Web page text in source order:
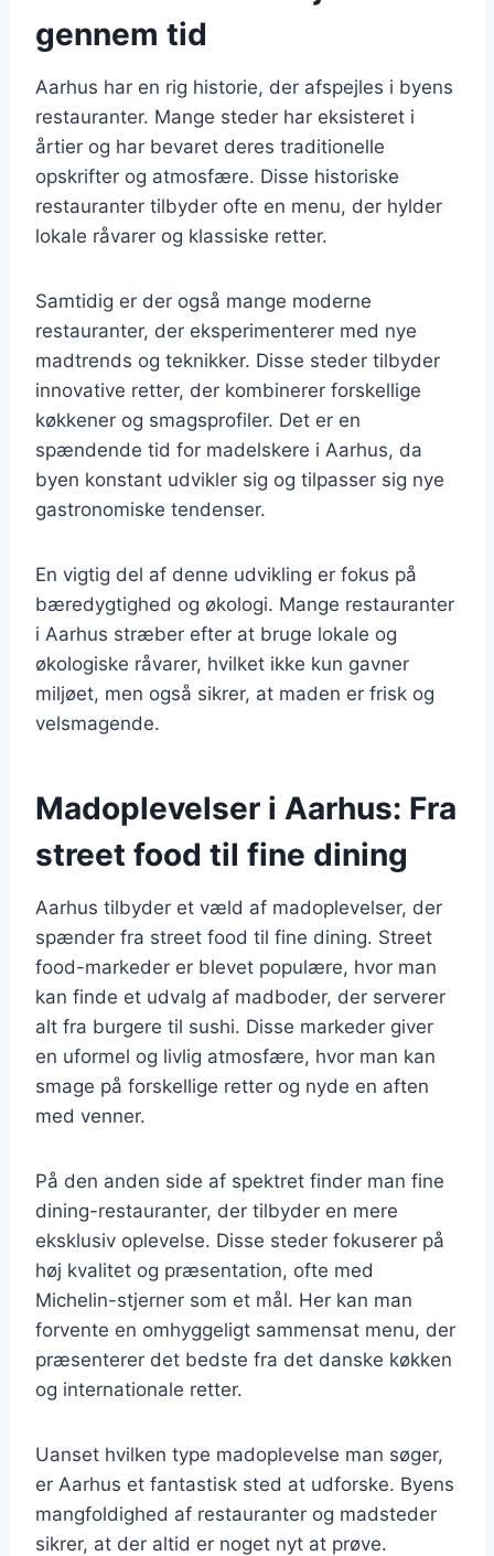
gennem tid
Aarhus har en rig historie, der afspejles i byens
restauranter. Mange steder har eksisteret i
årtier og har bevaret deres traditionelle
opskrifter og atmosfære. Disse historiske
restauranter tilbyder ofte en menu, der hylder
lokale råvarer og klassiske retter.
Samtidig er der også mange moderne
restauranter, der eksperimenterer med nye
madtrends og teknikker. Disse steder tilbyder
innovative retter, der kombinerer forskellige
køkkener og smagsprofiler. Det er en
spændende tid for madelskere i Aarhus, da
byen konstant udvikler sig og tilpasser sig nye
gastronomiske tendenser.
En vigtig del af denne udvikling er fokus på
bæredygtighed og økologi. Mange restauranter
i Aarhus stræber efter at bruge lokale og
økologiske råvarer, hvilket ikke kun gavner
miljøet, men også sikrer, at maden er frisk og
velsmagende.
Madoplevelser i Aarhus: Fra
street food til fine dining
Aarhus tilbyder et væld af madoplevelser, der
spænder fra street food til fine dining. Street
food-markeder er blevet populære, hvor man
kan finde et udvalg af madboder, der serverer
alt fra burgere til sushi. Disse markeder giver
en uformel og livlig atmosfære, hvor man kan
smage på forskellige retter og nyde en aften
med venner.
På den anden side af spektret finder man fine
dining-restauranter, der tilbyder en mere
eksklusiv oplevelse. Disse steder fokuserer på
høj kvalitet og præsentation, ofte med
Michelin-stjerner som et mål. Her kan man
forvente en omhyggeligt sammensat menu, der
præsenterer det bedste fra det danske køkken
og internationale retter.
Uanset hvilken type madoplevelse man søger,
er Aarhus et fantastisk sted at udforske. Byens
mangfoldighed af restauranter og madsteder
sikrer, at der altid er noget nyt at prøve.